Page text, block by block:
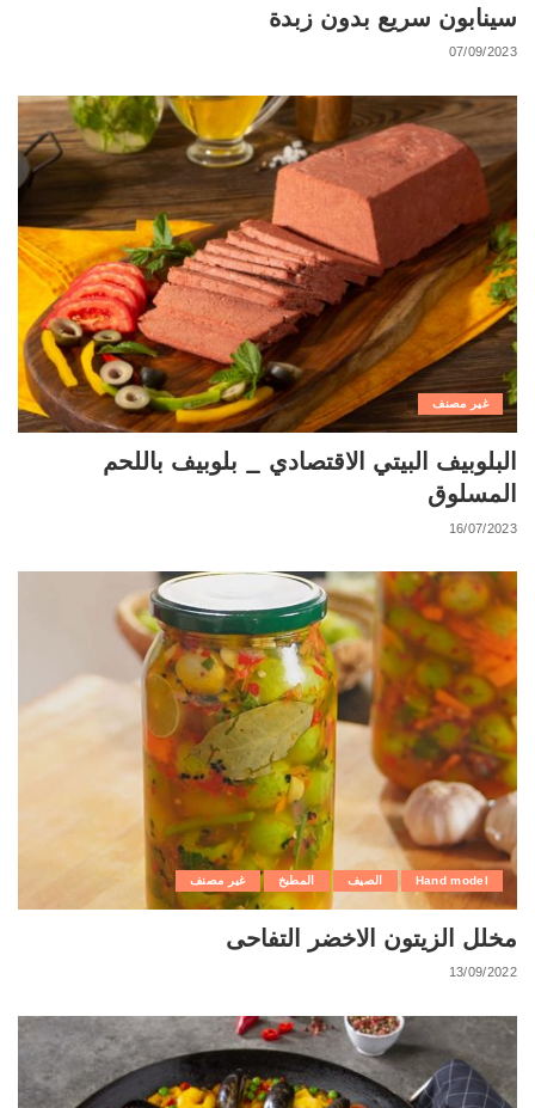
سينابون سريع بدون زبدة
07/09/2023
غير مصنف
البلوبيف البيتي الاقتصادي _ بلوبيف باللحم
المسلوق
16/07/2023
Hand model الصيف المطبخ غير مصنف
مخلل الزيتون الاخضر التفاحى
13/09/2022